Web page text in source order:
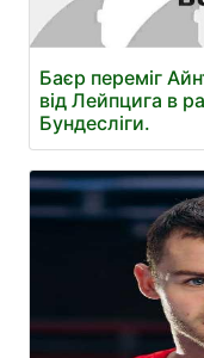
Баєр переміг
від Лейпцига в
Бундесліги.